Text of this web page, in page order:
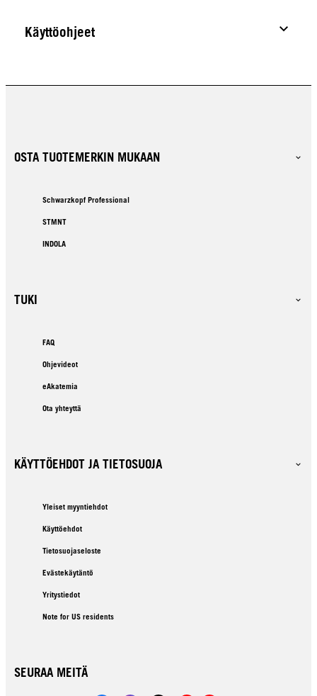
Käyttöohjeet
OSTA TUOTEMERKIN MUKAAN
Schwarzkopf Professional
STMNT
INDOLA
TUKI
FAQ
Ohjevideot
eAkatemia
Ota yhteyttä
KÄYTTÖEHDOT JA TIETOSUOJA
Yleiset myyntiehdot
Käyttöehdot
Tietosuojaseloste
Evästekäytäntö
Yritystiedot
Note for US residents
SEURAA MEITÄ